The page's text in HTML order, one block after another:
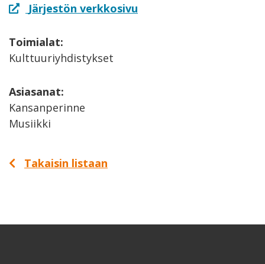
Järjestön verkkosivu
Toimialat:
Kulttuuriyhdistykset
Asiasanat:
Kansanperinne
Musiikki
Takaisin listaan